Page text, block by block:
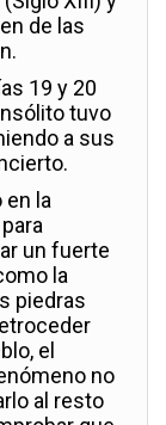
de las
19 y 20
tuvo
a sus
en la
un fuerte
la
piedras
el
no
al resto